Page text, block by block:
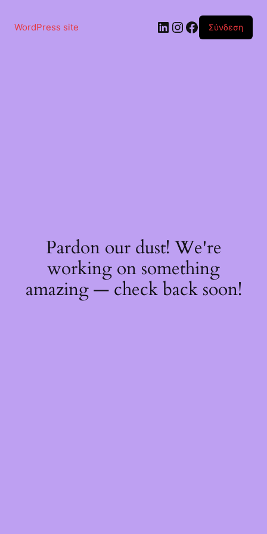
περιεχόμενο
WordPress site Linkedin
Instagram
Facebook
Σύνδεση
Pardon our dust! We're
working on something
amazing — check back soon!